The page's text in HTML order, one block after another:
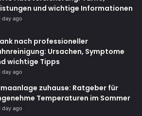
und wichtige Informationen
day ago
nach professioneller
Ursachen, Symptome
wichtige Tipps
day ago
zuhause: Ratgeber für
Temperaturen im Sommer
day ago